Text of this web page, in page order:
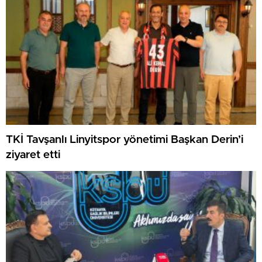
TKİ Tavşanlı Linyitspor yönetimi Başkan Derin’i
ziyaret etti